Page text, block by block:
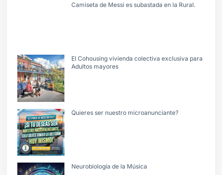
Camiseta de Messi es subastada en la Rural.
El Cohousing vivienda colectiva exclusiva para
Adultos mayores
Quieres ser nuestro microanunciante?
Neurobiología de la Música